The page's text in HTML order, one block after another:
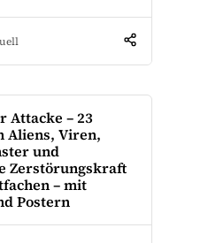
Attacke – 23
Aliens, Viren,
und
Zerstörungskraft
– mit
Postern